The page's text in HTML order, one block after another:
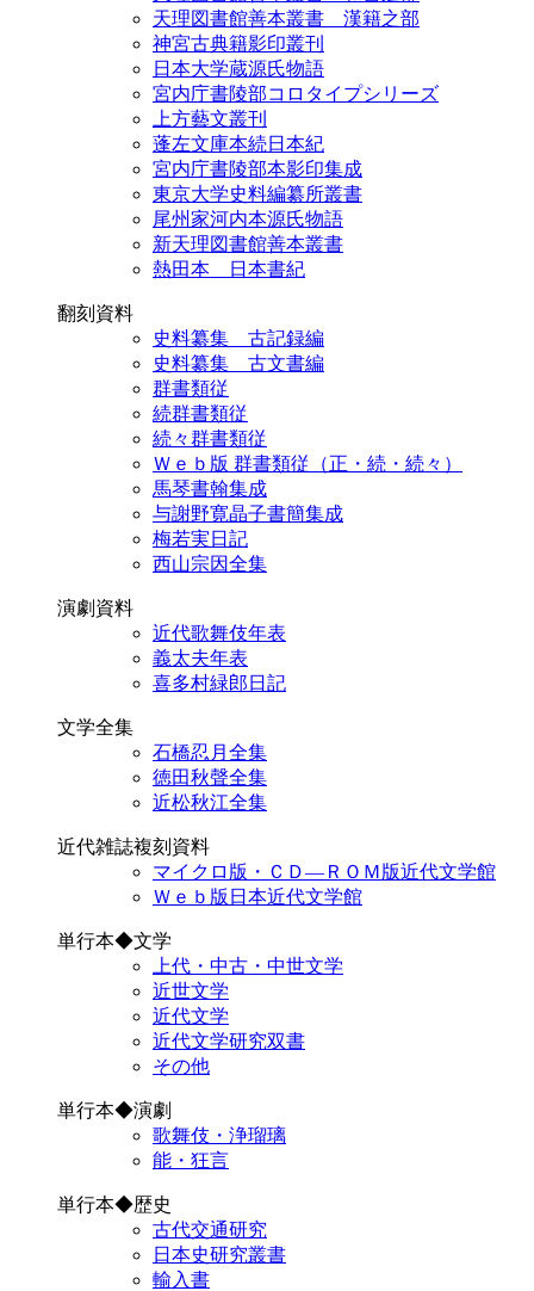
天理図書館善本叢書 漢籍之部
神宮古典籍影印叢刊
日本大学蔵源氏物語
宮内庁書陵部コロタイプシリーズ
上方藝文叢刊
蓬左文庫本続日本紀
宮内庁書陵部本影印集成
東京大学史料編纂所叢書
尾州家河内本源氏物語
新天理図書館善本叢書
熱田本 日本書紀
翻刻資料
史料纂集 古記録編
史料纂集 古文書編
群書類従
続群書類従
続々群書類従
Ｗｅｂ版 群書類従（正・続・続々）
馬琴書翰集成
与謝野寛晶子書簡集成
梅若実日記
西山宗因全集
演劇資料
近代歌舞伎年表
義太夫年表
喜多村緑郎日記
文学全集
石橋忍月全集
徳田秋聲全集
近松秋江全集
近代雑誌複刻資料
マイクロ版・ＣＤ―ＲＯＭ版近代文学館
Ｗｅｂ版日本近代文学館
単行本◆文学
上代・中古・中世文学
近世文学
近代文学
近代文学研究双書
その他
単行本◆演劇
歌舞伎・浄瑠璃
能・狂言
単行本◆歴史
古代交通研究
日本史研究叢書
輸入書